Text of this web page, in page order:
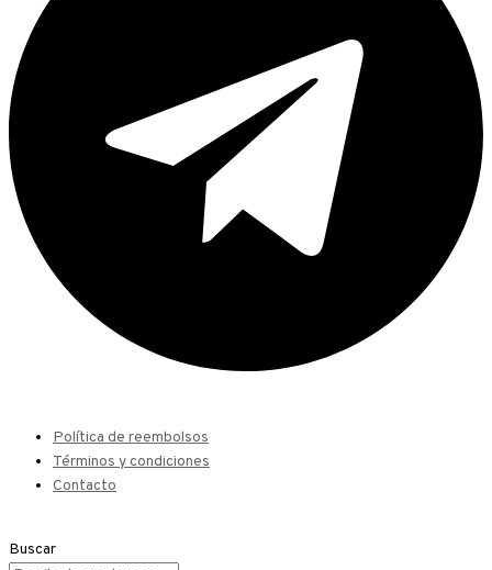
Política de reembolsos
Términos y condiciones
Contacto
Buscar